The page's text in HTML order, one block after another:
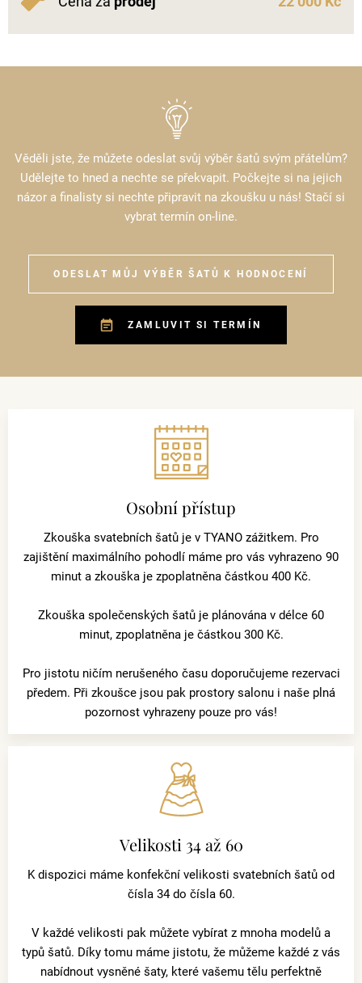
Věděli jste, že můžete odeslat svůj výběr šatů svým přátelům?
Udělejte to hned a nechte se překvapit. Počkejte si na jejich
názor a finalisty si nechte připravit na zkoušku u nás! Stačí si
vybrat termín on-line.
ODESLAT MŮJ VÝBĚR ŠATŮ K HODNOCENÍ
ZAMLUVIT SI TERMÍN
Osobní přístup
Zkouška svatebních šatů je v TYANO zážitkem. Pro
zajištění maximálního pohodlí máme pro vás vyhrazeno 90
minut a zkouška je zpoplatněna částkou 400 Kč.
Zkouška společenských šatů je plánována v délce 60
minut, zpoplatněna je částkou 300 Kč.
Pro jistotu ničím nerušeného času doporučujeme rezervaci
předem. Při zkoušce jsou pak prostory salonu i naše plná
pozornost vyhrazeny pouze pro vás!
Velikosti 34 až 60
K dispozici máme konfekční velikosti svatebních šatů od
čísla 34 do čísla 60.
V každé velikosti pak můžete vybírat z mnoha modelů a
typů šatů. Díky tomu máme jistotu, že můžeme každé z vás
nabídnout vysněné šaty, které vašemu tělu perfektně